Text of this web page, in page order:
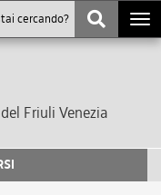
Friuli Venezia